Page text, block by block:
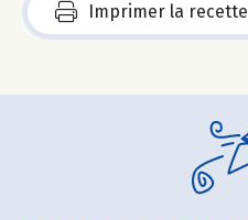
Imprimer la recette